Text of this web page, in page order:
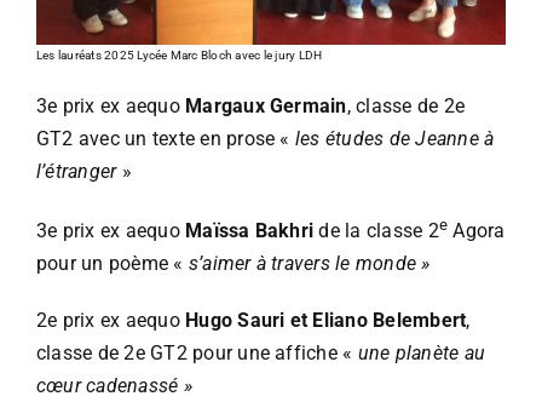
Les lauréats 2025 Lycée Marc Bloch avec le jury LDH
3e prix ex aequo Margaux Germain, classe de 2e
GT2 avec un texte en prose « les études de Jeanne à
l’étranger»
3e prix ex aequo Maïssa Bakhri de la classe 2e Agora
pour un poème « s’aimer à travers le monde »
2e prix ex aequo Hugo Sauri et Eliano Belembert,
classe de 2e GT2 pour une affiche « une planète au
cœur cadenassé »